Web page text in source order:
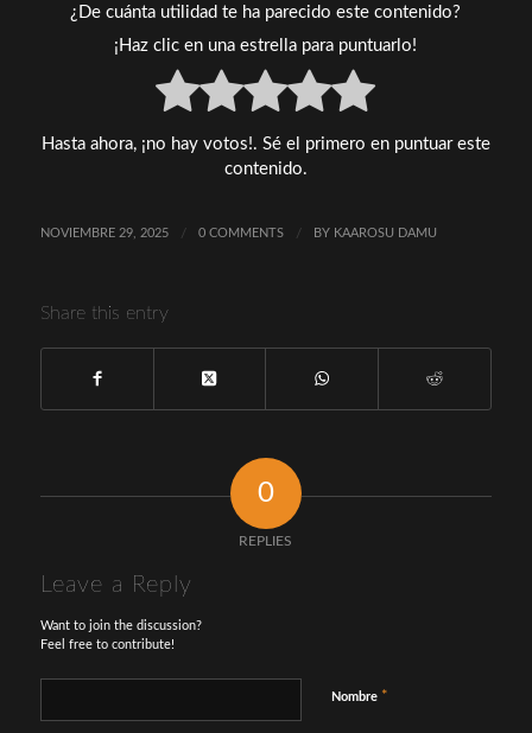
¿De cuánta utilidad te ha parecido este contenido?
¡Haz clic en una estrella para puntuarlo!
Hasta ahora, ¡no hay votos!. Sé el primero en puntuar este
contenido.
NOVIEMBRE 29, 2025 / 0 COMMENTS / BY KAAROSU DAMU
Share this entry
0
REPLIES
Leave a Reply
Want to join the discussion?
Feel free to contribute!
Nombre *